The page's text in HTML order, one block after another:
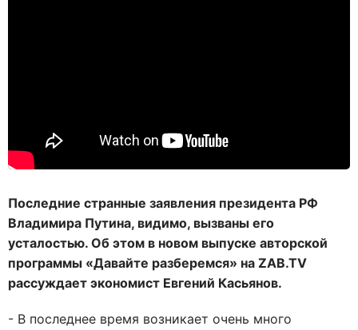
Последние странные заявления президента РФ
Владимира Путина, видимо, вызваны его
усталостью. Об этом в новом выпуске авторской
программы «Давайте разберемся» на ZAB.TV
рассуждает экономист Евгений Касьянов.
- В последнее время возникает очень много